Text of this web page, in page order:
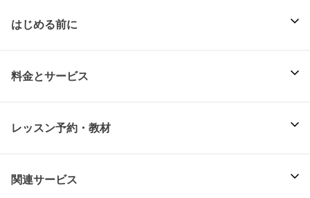
はじめる前に
料金とサービス
レッスン予約・教材
関連サービス